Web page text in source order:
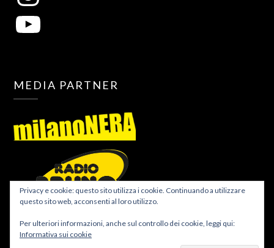
MEDIA PARTNER
Privacy e cookie: questo sito utilizza i cookie. Continuando a utilizzare
questo sito web, acconsenti al loro utilizzo.
Per ulteriori informazioni, anche sul controllo dei cookie, leggi qui:
Informativa sui cookie